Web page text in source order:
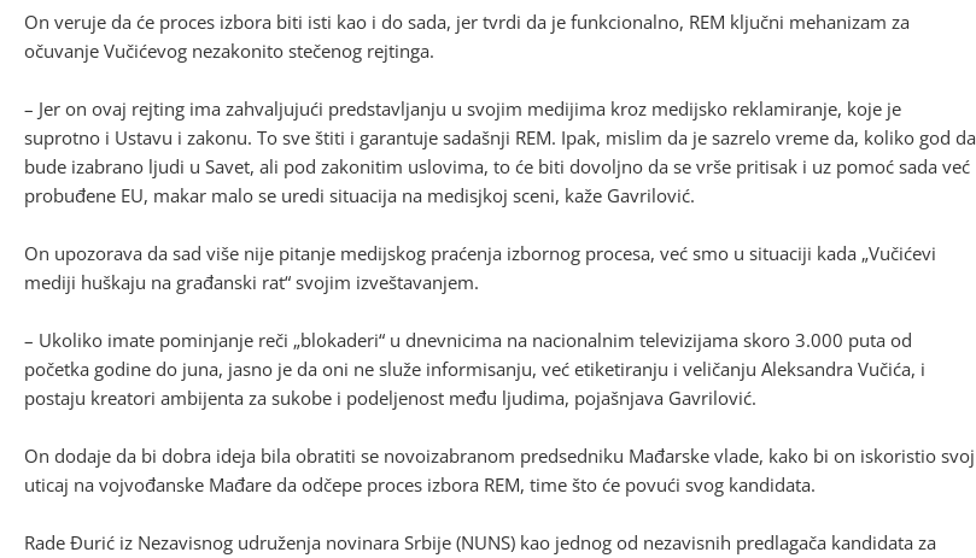
On veruje da će proces izbora biti isti kao i do sada, jer tvrdi da je funkcionalno, REM ključni mehanizam za
očuvanje Vučićevog nezakonito stečenog rejtinga.
– Jer on ovaj rejting ima zahvaljujući predstavljanju u svojim medijima kroz medijsko reklamiranje, koje je
suprotno i Ustavu i zakonu. To sve štiti i garantuje sadašnji REM. Ipak, mislim da je sazrelo vreme da, koliko god da
bude izabrano ljudi u Savet, ali pod zakonitim uslovima, to će biti dovoljno da se vrše pritisak i uz pomoć sada već
probuđene EU, makar malo se uredi situacija na medisjkoj sceni, kaže Gavrilović.
On upozorava da sad više nije pitanje medijskog praćenja izbornog procesa, već smo u situaciji kada „Vučićevi
mediji huškaju na građanski rat“ svojim izveštavanjem.
– Ukoliko imate pominjanje reči „blokaderi“ u dnevnicima na nacionalnim televizijama skoro 3.000 puta od
početka godine do juna, jasno je da oni ne služe informisanju, već etiketiranju i veličanju Aleksandra Vučića, i
postaju kreatori ambijenta za sukobe i podeljenost među ljudima, pojašnjava Gavrilović.
On dodaje da bi dobra ideja bila obratiti se novoizabranom predsedniku Mađarske vlade, kako bi on iskoristio svoj
uticaj na vojvođanske Mađare da odčepe proces izbora REM, time što će povući svog kandidata.
Rade Đurić iz Nezavisnog udruženja novinara Srbije (NUNS) kao jednog od nezavisnih predlagača kandidata za